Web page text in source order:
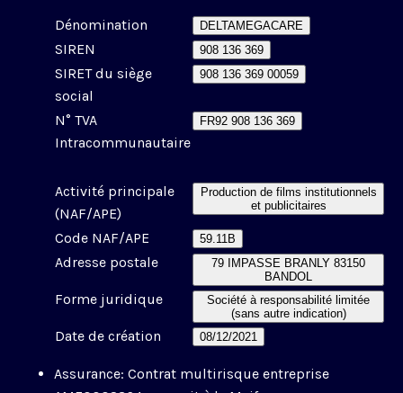
Dénomination DELTAMEGACARE
SIREN 908 136 369
SIRET du siège
social
908 136 369 00059
N° TVA
Intracommunautaire
FR92 908 136 369
Activité principale
(NAF/APE)
Production de films institutionnels
et publicitaires
Code NAF/APE 59.11B
Adresse postale
79 IMPASSE BRANLY 83150
BANDOL
Forme juridique
Société à responsabilité limitée
(sans autre indication)
Date de création 08/12/2021
Assurance: Contrat multirisque entreprise